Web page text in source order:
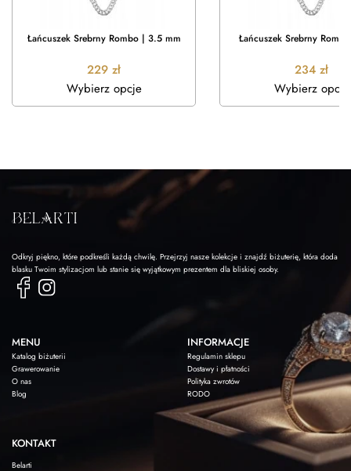
Łańcuszek Srebrny Rombo | 3.5 mm
229 zł
Wybierz opcje
Łańcuszek Srebrny
234 zł
Wybierz opcje
Odkryj piękno, które podkreśli każdą chwilę. Przejrzyj nasze kolekcje i znajdź biżuterię, która doda
blasku Twoim stylizacjom lub stanie się wyjątkowym prezentem dla bliskiej osoby.
MENU
Katalog biżuterii
Grawerowanie
O nas
Blog
INFORMACJE
Regulamin sklepu
Dostawy i płatności
Polityka zwrotów
RODO
KONTAKT
Belarti